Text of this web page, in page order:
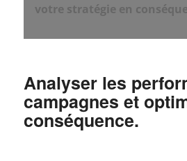
votre stratégie en
Analyser les
campagnes et
conséquence.